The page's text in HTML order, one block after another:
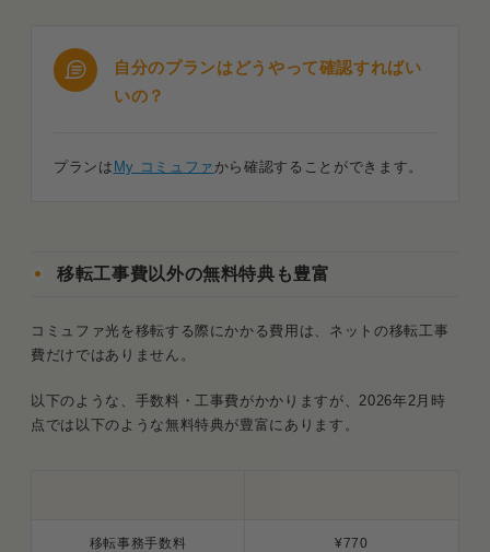
自分のプランはどうやって確認すればい
いの？
プランは My コミュファ から確認することができます。
移転工事費以外の無料特典も豊富
コミュファ光を移転する際にかかる費用は、ネットの移転工事
費だけではありません。
以下のような、手数料・工事費がかかりますが、2026年2月時
点では以下のような無料特典が豊富にあります。
移転事務手数料 ¥770